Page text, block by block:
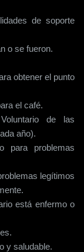
de soporte
o se fueron.
obtener el punto
el café.
de las
año).
para problemas
legítimos
está enfermo o
y saludable.